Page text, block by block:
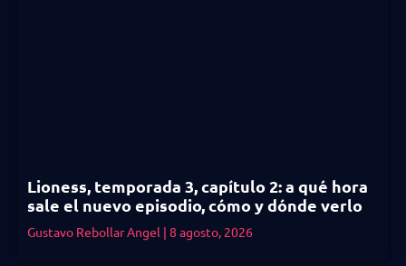
Lioness, temporada 3, capítulo 2: a qué hora
sale el nuevo episodio, cómo y dónde verlo
Gustavo Rebollar Angel 8 agosto, 2026